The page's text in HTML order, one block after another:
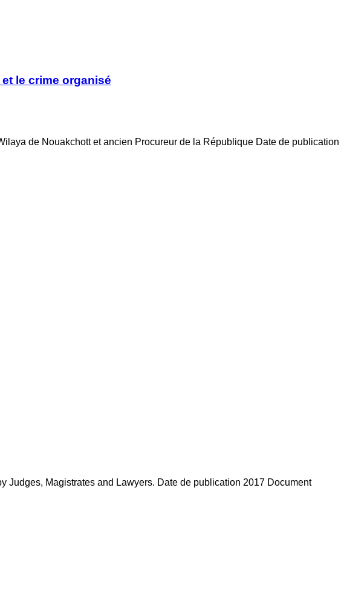
le crime organisé
de Nouakchott et ancien Procureur de la République Date de publication
Judges, Magistrates and Lawyers. Date de publication 2017 Document